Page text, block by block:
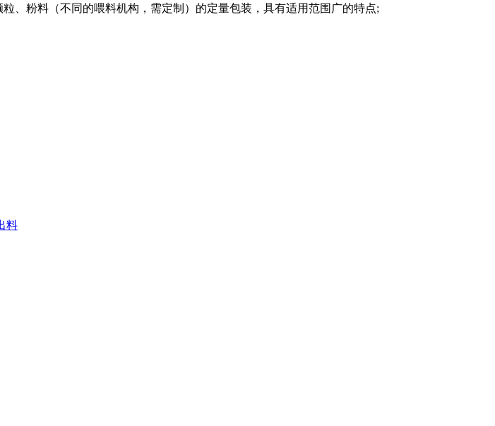
、粉料（不同的喂料机构，需定制）的定量包装，具有适用范围广的特点;
料